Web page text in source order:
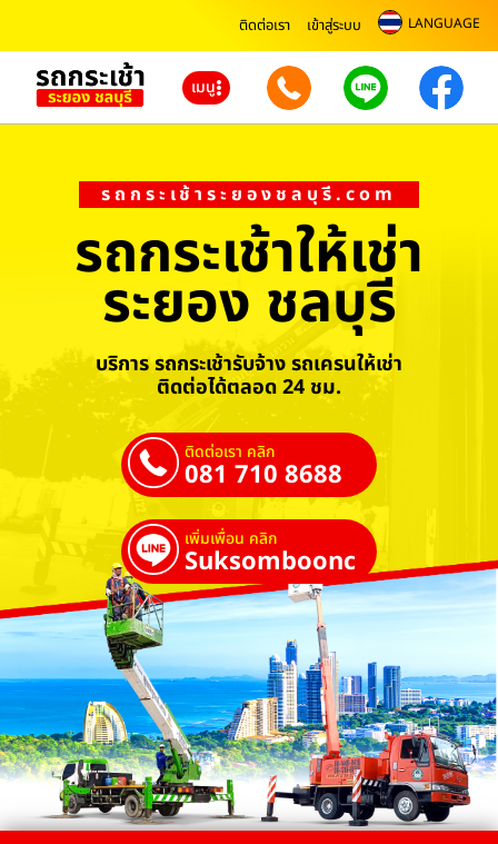
ติดต่อเรา เข้าสู่ระบบ LANGUAGE
เมนู
รถกระเช้าระยองชลบุรี.com
รถกระเช้าให้เช่า
ระยอง ชลบุรี
บริการ รถกระเช้ารับจ้าง รถเครนให้เช่า
ติดต่อได้ตลอด 24 ชม.
ติดต่อเรา คลิก
081 710 8688
เพิ่มเพื่อน คลิก
Suksombooncrane